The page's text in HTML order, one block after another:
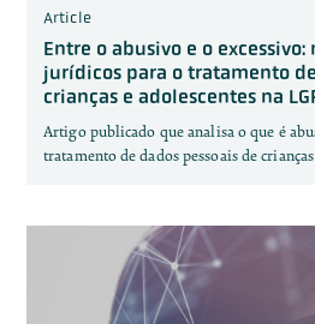
Article
Entre o abusivo e o excessivo:
jurídicos para o tratamento
crianças e adolescentes na
Artigo publicado que analisa o que é
tratamento de dados pessoais de